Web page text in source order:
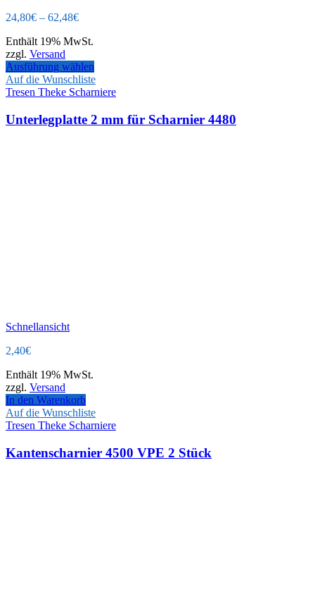
24,80€ – 62,48€
Enthält 19% MwSt.
zzgl. Versand
Ausführung wählen
Auf die Wunschliste
Tresen Theke Scharniere
Unterlegplatte 2 mm für Scharnier 4480
Schnellansicht
2,40€
Enthält 19% MwSt.
zzgl. Versand
In den Warenkorb
Auf die Wunschliste
Tresen Theke Scharniere
Kantenscharnier 4500 VPE 2 Stück